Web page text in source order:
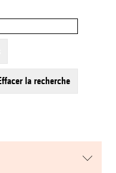
effacer la recherche